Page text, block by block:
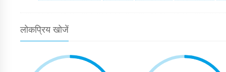
लोकप्रिय खोजें